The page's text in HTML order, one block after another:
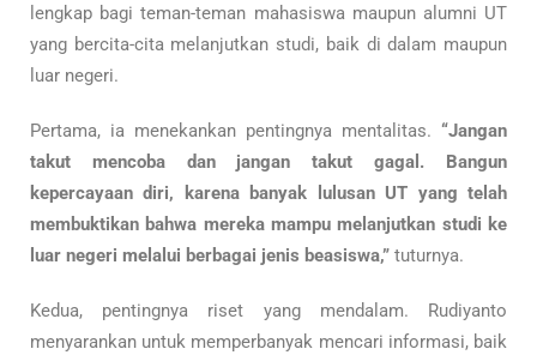
lengkap bagi teman-teman mahasiswa maupun alumni UT
yang bercita-cita melanjutkan studi, baik di dalam maupun
luar negeri.
Pertama, ia menekankan pentingnya mentalitas. “Jangan
takut mencoba dan jangan takut gagal. Bangun
kepercayaan diri, karena banyak lulusan UT yang telah
membuktikan bahwa mereka mampu melanjutkan studi ke
luar negeri melalui berbagai jenis beasiswa,” tuturnya.
Kedua, pentingnya riset yang mendalam. Rudiyanto
menyarankan untuk memperbanyak mencari informasi, baik